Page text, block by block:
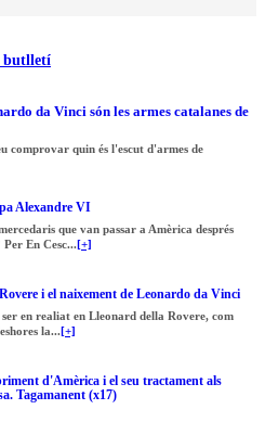
butlletí
da Vinci són les armes catalanes de
comprovar quin és l'escut d'armes de
Alexandre VI
que van passar a Amèrica després
En Cesc...[+]
i el naixement de Leonardo da Vinci
en realiat en Lleonard della Rovere, com
la...[+]
d'Amèrica i el seu tractament als
Tagamanent (x17)